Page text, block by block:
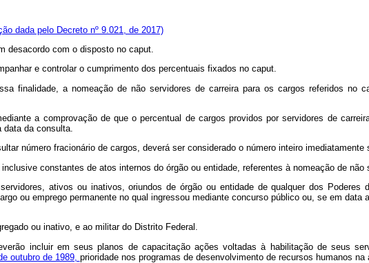
dada pelo Decreto nº 9.021, de 2017)
desacordo com o disposto no caput.
e controlar o cumprimento dos percentuais fixados no caput.
finalidade, a nomeação de não servidores de carreira para os cargos referidos no
a comprovação de que o percentual de cargos providos por servidores de
da consulta.
número fracionário de cargos, deverá ser considerado o número inteiro imediatamente
constantes de atos internos do órgão ou entidade, referentes à nomeação de não
ativos ou inativos, oriundos de órgão ou entidade de qualquer dos
ou emprego permanente no qual ingressou mediante concurso público ou, se em data
ou inativo, e ao militar do Distrito Federal.
incluir em seus planos de capacitação ações voltadas à habilitação de seus
outubro de 1989, prioridade nos programas de desenvolvimento de recursos humanos na